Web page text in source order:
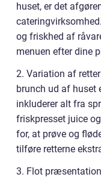
huset, er det
og friskhed af
menuen efter dine
2. Variation af
brunch ud af huset
inkluderer alt fra
friskpresset juice
for, at prøve og
tilføre retterne
3. Flot